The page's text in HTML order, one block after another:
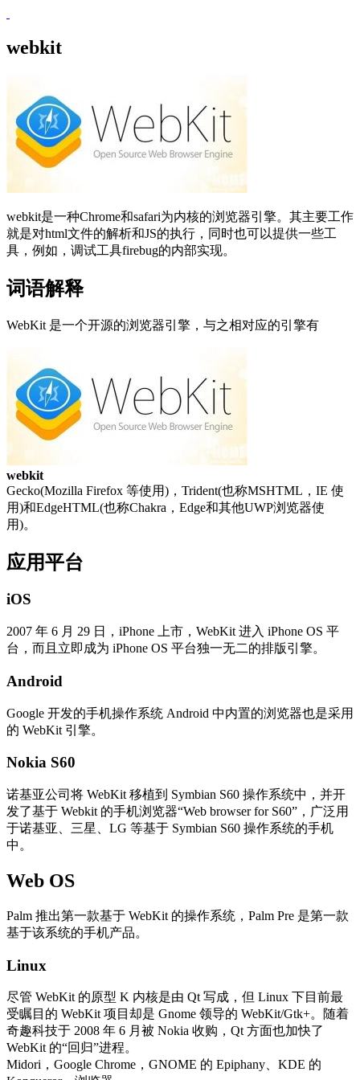
webkit
webkit是一种Chrome和safari为内核的浏览器引擎。其主要工作
就是对html文件的解析和JS的执行，同时也可以提供一些工
具，例如，调试工具firebug的内部实现。
词语解释
WebKit 是一个开源的浏览器引擎，与之相对应的引擎有
webkit
Gecko(Mozilla Firefox 等使用)，Trident(也称MSHTML，IE 使
用)和EdgeHTML(也称Chakra，Edge和其他UWP浏览器使
用)。
应用平台
iOS
2007 年 6 月 29 日，iPhone 上市，WebKit 进入 iPhone OS 平
台，而且立即成为 iPhone OS 平台独一无二的排版引擎。
Android
Google 开发的手机操作系统 Android 中内置的浏览器也是采用
的 WebKit 引擎。
Nokia S60
诺基亚公司将 WebKit 移植到 Symbian S60 操作系统中，并开
发了基于 Webkit 的手机浏览器“Web browser for S60”，广泛用
于诺基亚、三星、LG 等基于 Symbian S60 操作系统的手机
中。
Web OS
Palm 推出第一款基于 WebKit 的操作系统，Palm Pre 是第一款
基于该系统的手机产品。
Linux
尽管 WebKit 的原型 K 内核是由 Qt 写成，但 Linux 下目前最
受瞩目的 WebKit 项目却是 Gnome 领导的 WebKit/Gtk+。随着
奇趣科技于 2008 年 6 月被 Nokia 收购，Qt 方面也加快了
WebKit 的“回归”进程。
Midori，Google Chrome，GNOME 的 Epiphany、KDE 的